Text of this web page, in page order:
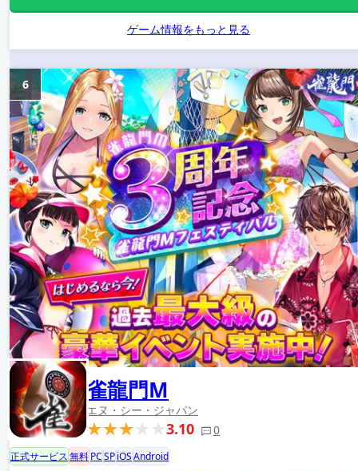
ゲーム情報をもっと見る
雀龍門M
エヌ・シー・ジャパン
3.10 0
6
正式サービス無料PCSPiOSAndroid